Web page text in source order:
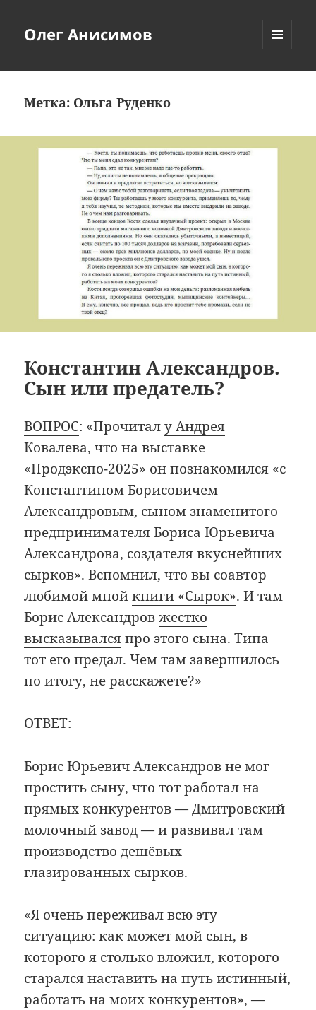
Олег Анисимов
Метка: Ольга Руденко
Константин Александров.
Сын или предатель?
ВОПРОС: «Прочиталу Андрея
Ковалева, что на выставке
«Продэкспо-2025» он познакомился «с
Константином Борисовичем
Александровым, сыном знаменитого
предпринимателя Бориса Юрьевича
Александрова, создателя вкуснейших
сырков». Вспомнил, что вы соавтор
любимой мнойкниги «Сырок». И там
Борис Александровжестко
высказывалсяпро этого сына. Типа
тот его предал. Чем там завершилось
по итогу, не расскажете?»
ОТВЕТ:
Борис Юрьевич Александров не мог
простить сыну, что тот работал на
прямых конкурентов — Дмитровский
молочный завод — и развивал там
производство дешёвых
глазированных сырков.
«Я очень переживал всю эту
ситуацию: как может мой сын, в
которого я столько вложил, которого
старался наставить на путь истинный,
работать на моих конкурентов», —